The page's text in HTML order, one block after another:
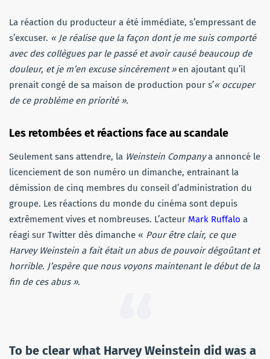
La réaction du producteur a été immédiate, s’empressant de
s’excuser. « Je réalise que la façon dont je me suis comporté
avec des collègues par le passé et avoir causé beaucoup de
douleur, et je m’en excuse sincèrement »en ajoutant qu’il
prenait congé de sa maison de production pour s’« occuper
de ce problème en priorité ».
Les retombées et réactions face au scandale
Seulement sans attendre, la Weinstein Companya annoncé le
licenciement de son numéro un dimanche, entrainant la
démission de cinq membres du conseil d’administration du
groupe. Les réactions du monde du cinéma sont depuis
extrêmement vives et nombreuses. L’acteur Mark Ruffalo a
réagi sur Twitter dès dimanche « Pour être clair, ce que
Harvey Weinstein a fait était un abus de pouvoir dégoûtant et
horrible. J’espère que nous voyons maintenant le début de la
fin de ces abus ».
To be clear what Harvey Weinstein did was a